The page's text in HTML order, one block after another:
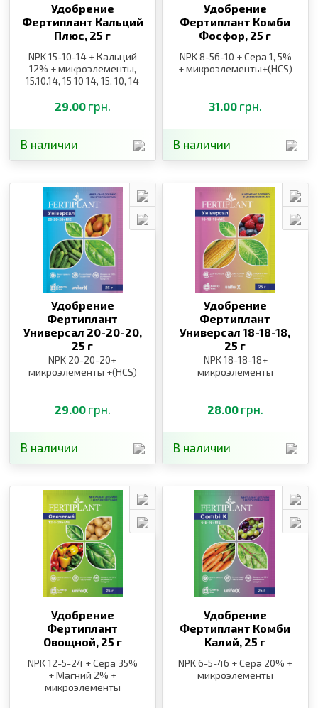
Удобрение
Фертиплант Кальций
Плюс, 25 г
NPK 15-10-14 + Кальций
12% + микроэлементы,
15.10.14, 15 10 14, 15, 10, 14
29.00 грн.
В наличии
Удобрение
Фертиплант Комби
Фосфор, 25 г
NPK 8-56-10 + Сера 1, 5%
+ микроэлементы+(HCS)
31.00 грн.
В наличии
Удобрение
Фертиплант
Универсал 20-20-20,
25 г
NPK 20-20-20+
микроэлементы +(HCS)
29.00 грн.
В наличии
Удобрение
Фертиплант
Универсал 18-18-18,
25 г
NPK 18-18-18+
микроэлементы
28.00 грн.
В наличии
Удобрение
Фертиплант
Овощной, 25 г
NPK 12-5-24 + Сера 35%
+ Магний 2% +
микроэлементы
Удобрение
Фертиплант Комби
Kалий, 25 г
NPK 6-5-46 + Сера 20% +
микроэлементы